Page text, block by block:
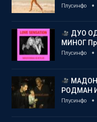
Плусинфо
ДУО
МИНОГ
Плусинфо
РОДМАН
Плусинфо